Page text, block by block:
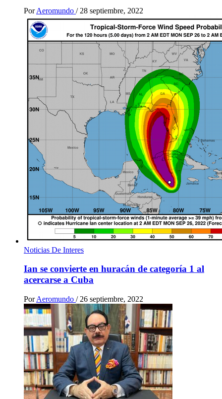
Por Aeromundo / 28 septiembre, 2022
Noticias De Interes
Ian se convierte en huracán de categoría 1 al
acercarse a Cuba
Por Aeromundo / 26 septiembre, 2022